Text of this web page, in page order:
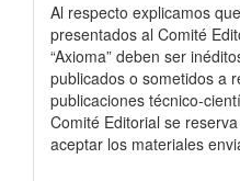
Al respecto explicamos
presentados al Comité
“Axioma” deben ser
publicados o sometidos a
publicaciones técnico-
Comité Editorial se
aceptar los materiales